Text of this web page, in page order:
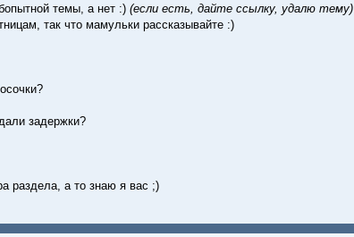
темы, а нет :)(если есть, дайте ссылку, удалю тему)
так что мамульки рассказывайте :)
задержки?
раздела, а то знаю я вас ;)